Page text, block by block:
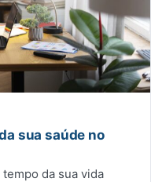
sua saúde no
da sua vida